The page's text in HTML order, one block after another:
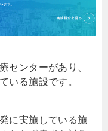
センターがあり、
いる施設です。
に実施している施